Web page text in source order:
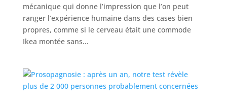
mécanique qui donne l’impression que l’on peut
ranger l’expérience humaine dans des cases bien
propres, comme si le cerveau était une commode
Ikea montée sans...